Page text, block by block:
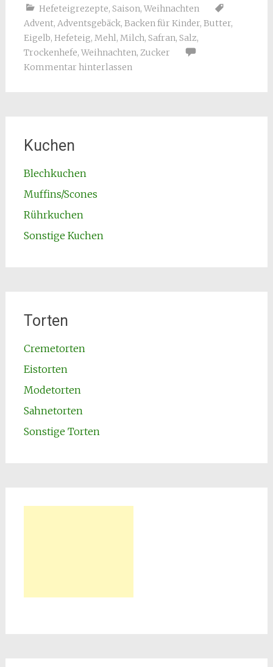
Hefeteigrezepte, Saison, Weihnachten
Advent, Adventsgebäck, Backen für Kinder, Butter,
Eigelb, Hefeteig, Mehl, Milch, Safran, Salz,
Trockenhefe, Weihnachten, Zucker
Kommentar hinterlassen
Kuchen
Blechkuchen
Muffins/Scones
Rührkuchen
Sonstige Kuchen
Torten
Cremetorten
Eistorten
Modetorten
Sahnetorten
Sonstige Torten